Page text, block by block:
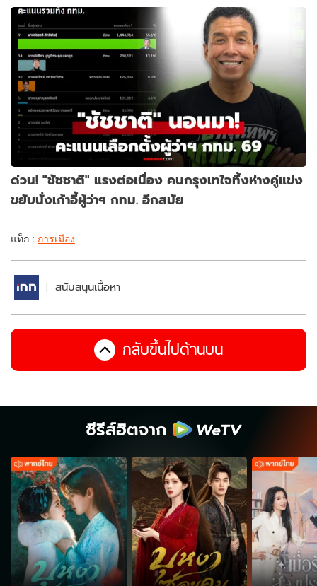
ด่วน! "ชัชชาติ" แรงต่อเนื่อง คนกรุงเทใจทิ้งห่างคู่แข่ง
ขยับนั่งเก้าอี้ผู้ว่าฯ กทม. อีกสมัย
แท็ก : การเมือง
สนับสนุนเนื้อหา
กลับขึ้นไปด้านบน
ซีรีส์ฮิตจาก